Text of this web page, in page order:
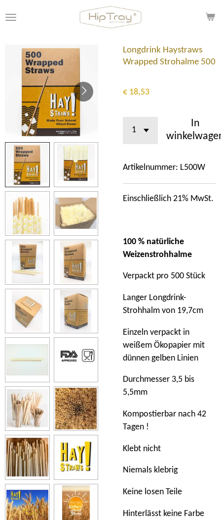
direct
hoofdinhoud
Longdrink Haystraws
Wrapped Strohalme 500
€ 18,53
In
Artikelnummer: L500W
Einschließlich 21% MwSt.
100 % natürliche
Weizenstrohhalme
Verpackt pro 500 Stück
Langer Longdrink-
Strohhalm von 19,7cm
Einzeln verpackt in
weißem Ökopapier mit
dünnen gelben Linien
Durchmesser 3,5 bis
5,5mm
Kompostierbar nach 42
Tagen !
Klebt nicht
Niemals klebrig
Keine losen Teile
Hinterlässt keine Farbe